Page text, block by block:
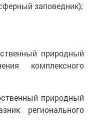
заповедник);
природный
комплексного
природный
регионального